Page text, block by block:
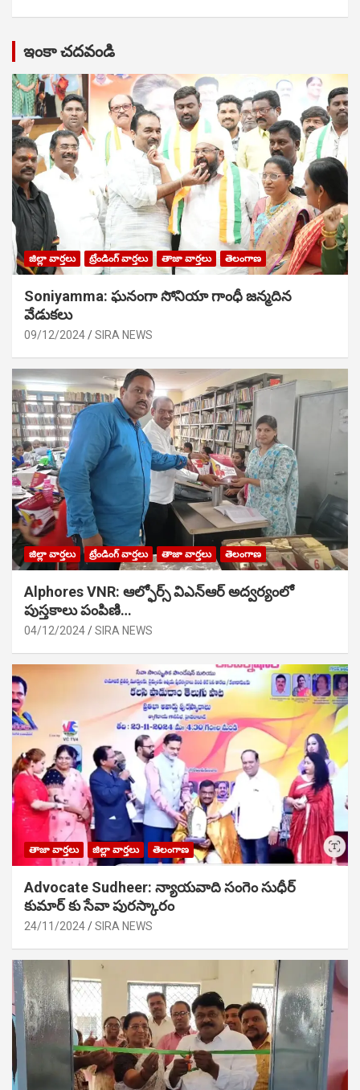
ఇంకా చదవండి
జిల్లా వార్తలు ట్రేండింగ్ వార్తలు తాజా వార్తలు తెలంగాణ
Soniyamma: ఘ‌నంగా సోనియా గాంధీ జ‌న్మ‌దిన
వేడుక‌లు
09/12/2024 SIRA NEWS
జిల్లా వార్తలు ట్రేండింగ్ వార్తలు తాజా వార్తలు తెలంగాణ
Alphores VNR: ఆల్ఫోర్స్ విఎన్ఆర్ అద్వర్యంలో
పుస్తకాలు పంపిణి…
04/12/2024 SIRA NEWS
తాజా వార్తలు జిల్లా వార్తలు తెలంగాణ
Advocate Sudheer: న్యాయవాది సంగెం సుధీర్
కుమార్ కు సేవా పురస్కారం
24/11/2024 SIRA NEWS